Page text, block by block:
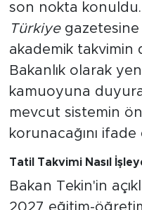
son nokta
Türkiyegazetesine
akademik takvimin
Bakanlık olarak
kamuoyuna
mevcut sistemin
korunacağını ifade
Tatil Takvimi Nasıl
Bakan Tekin'in
2027 eğitim-